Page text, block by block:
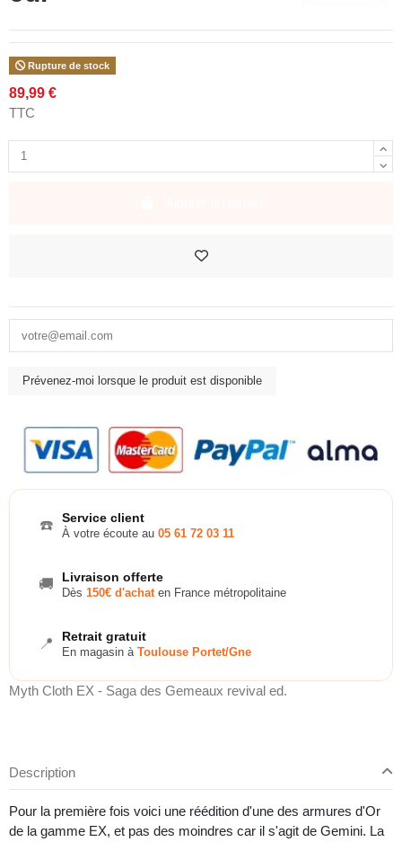
Rupture de stock
89,99 €
TTC
☎️ Service client
À votre écoute au 05 61 72 03 11
🚚 Livraison offerte
Dès 150€ d'achaten France métropolitaine
📍 Retrait gratuit
En magasin à Toulouse Portet/Gne
Myth Cloth EX - Saga des Gemeaux revival ed.
Description
Pour la première fois voici une réédition d'une des armures d'Or
de la gamme EX, et pas des moindres car il s'agit de Gemini. La